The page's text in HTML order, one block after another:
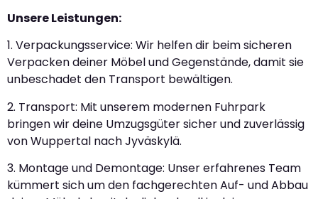
Unsere Leistungen:
1. Verpackungsservice: Wir helfen dir beim sicheren
Verpacken deiner Möbel und Gegenstände, damit sie
unbeschadet den Transport bewältigen.
2. Transport: Mit unserem modernen Fuhrpark
bringen wir deine Umzugsgüter sicher und zuverlässig
von Wuppertal nach Jyväskylä.
3. Montage und Demontage: Unser erfahrenes Team
kümmert sich um den fachgerechten Auf- und Abbau